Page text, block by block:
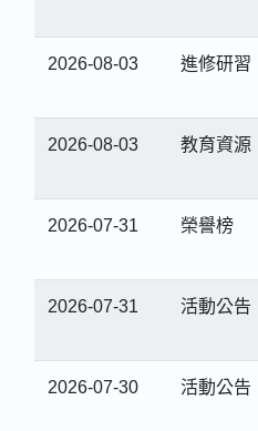
2026-08-03 進修研習
2026-08-03 教育資源
2026-07-31 榮譽榜
2026-07-31 活動公告
2026-07-30 活動公告